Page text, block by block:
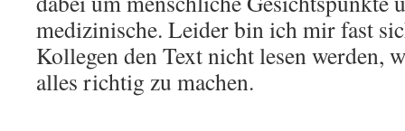
medizinische. Leider bin ich mir fast
Kollegen den Text nicht lesen werden,
alles richtig zu machen.